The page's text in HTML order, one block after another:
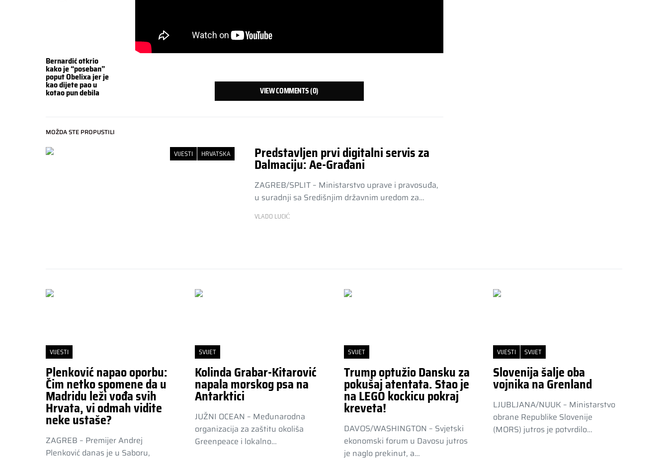
Bernardić otkrio
kako je “poseban”
poput Obelixa jer je
kao dijete pao u
kotao pun debila VIEW COMMENTS (0)
MOŽDA STE PROPUSTILI
VIJESTI HRVATSKA Predstavljen prvi digitalni servis za
Dalmaciju: Ae-Građani
ZAGREB/SPLIT – Ministarstvo uprave i pravosuđa,
u suradnji sa Središnjim državnim uredom za…
VLADO LUCIĆ
VIJESTI
Plenković napao oporbu:
Čim netko spomene da u
Madridu leži vođa svih
Hrvata, vi odmah vidite
neke ustaše?
ZAGREB – Premijer Andrej
Plenković danas je u Saboru,
SVIJET
Kolinda Grabar-Kitarović
napala morskog psa na
Antarktici
JUŽNI OCEAN – Međunarodna
organizacija za zaštitu okoliša
Greenpeace i lokalno…
SVIJET
Trump optužio Dansku za
pokušaj atentata. Stao je
na LEGO kockicu pokraj
kreveta!
DAVOS/WASHINGTON – Svjetski
ekonomski forum u Davosu jutros
je naglo prekinut, a…
VIJESTI SVIJET
Slovenija šalje oba
vojnika na Grenland
LJUBLJANA/NUUK – Ministarstvo
obrane Republike Slovenije
(MORS) jutros je potvrdilo…